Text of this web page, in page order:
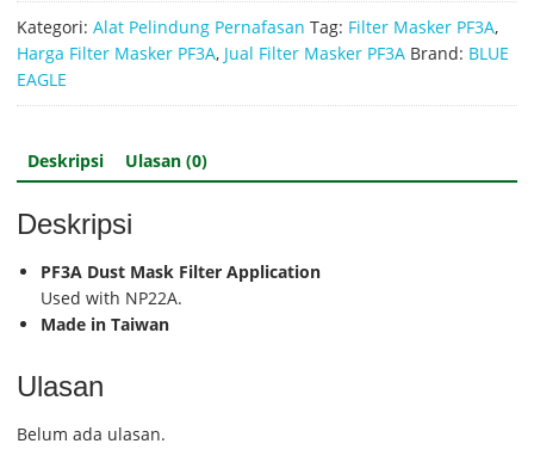
Kategori: Alat Pelindung Pernafasan Tag: Filter Masker PF3A,
Harga Filter Masker PF3A, Jual Filter Masker PF3A Brand: BLUE
EAGLE
Deskripsi Ulasan (0)
Deskripsi
PF3A Dust Mask Filter Application
Used with NP22A.
Made in Taiwan
Ulasan
Belum ada ulasan.